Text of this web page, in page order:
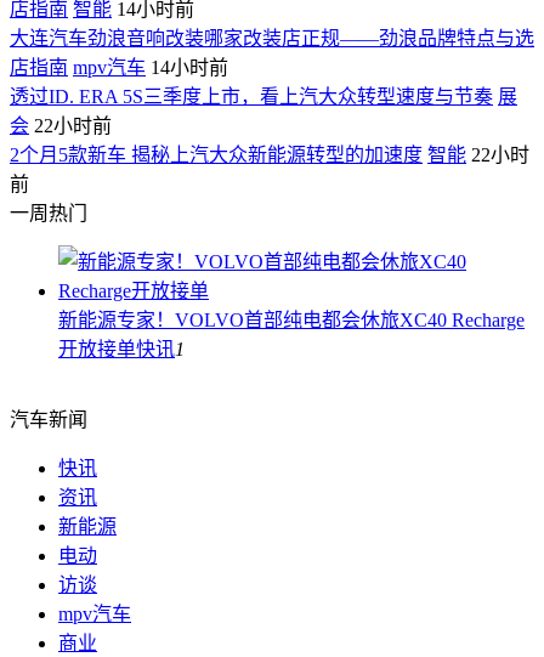
店指南 智能 14小时前
大连汽车劲浪音响改装哪家改装店正规——劲浪品牌特点与选
店指南 mpv汽车 14小时前
透过ID. ERA 5S三季度上市，看上汽大众转型速度与节奏 展
会 22小时前
2个月5款新车 揭秘上汽大众新能源转型的加速度 智能 22小时
前
一周热门
新能源专家！VOLVO首部纯电都会休旅XC40 Recharge
开放接单快讯1
汽车新闻
快讯
资讯
新能源
电动
访谈
mpv汽车
商业